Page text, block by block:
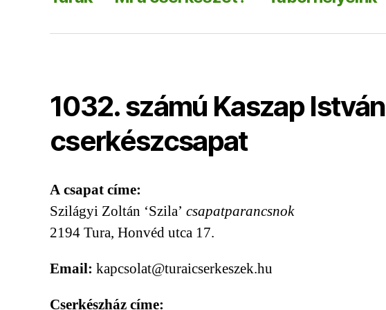
1032. számú Kaszap István
cserkészcsapat
A csapat címe:
Szilágyi Zoltán ‘Szila’ csapatparancsnok
2194 Tura, Honvéd utca 17.
Email: kapcsolat@turaicserkeszek.hu
Cserkészház címe: